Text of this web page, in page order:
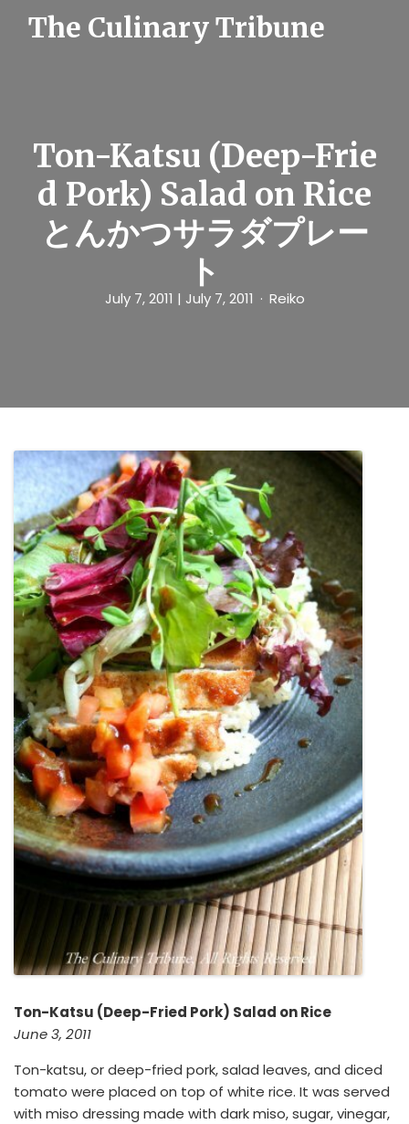
The Culinary Tribune
Ton-Katsu (Deep-Frie
d Pork) Salad on Rice
とんかつサラダプレー
ト
July 7, 2011 | July 7, 2011 Reiko
Ton-Katsu (Deep-Fried Pork) Salad on Rice
June 3, 2011
Ton-katsu, or deep-fried pork, salad leaves, and diced
tomato were placed on top of white rice. It was served
with miso dressing made with dark miso, sugar, vinegar,